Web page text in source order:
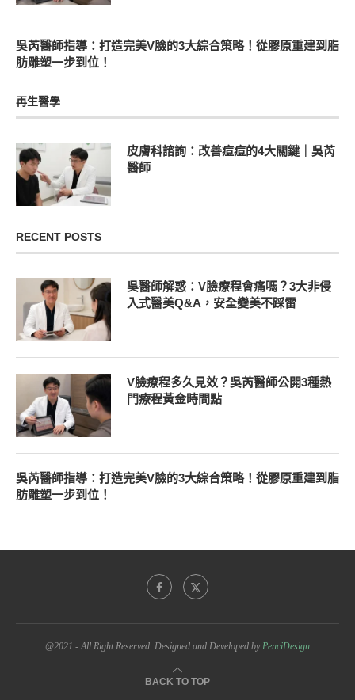
吳芮醫師指導：打造完美V臉的3大綜合策略！從膠原重建到脂
肪雕塑一步到位！
再生醫學
皮膚科諮詢：改善痘痘的4大關鍵｜吳芮
醫師
RECENT POSTS
吳醫師解惑：V臉療程會痛嗎？3大非侵
入式醫美Q&A，安全變美不踩雷
V臉療程多久見效？吳芮醫師公開3種熱
門療程黃金時間點
吳芮醫師指導：打造完美V臉的3大綜合策略！從膠原重建到脂
肪雕塑一步到位！
@2021 - All Right Reserved. Designed and Developed byPenciDesign
BACK TO TOP